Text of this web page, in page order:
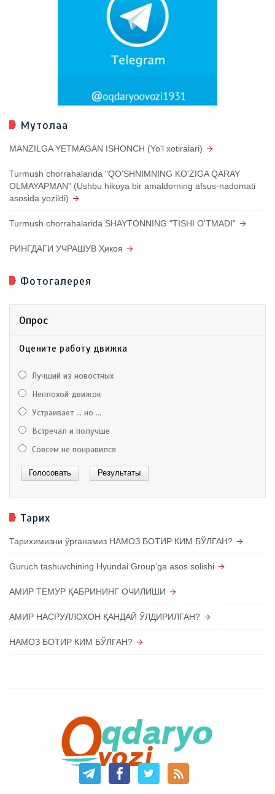
Мутолаа
MANZILGA YETMAGAN ISHONCH (Yo'l xotiralari)
Turmush chorrahalarida "QO'SHNIMNING KO'ZIGA QARAY
OLMAYAPMAN" (Ushbu hikoya bir amaldorning afsus-nadomati
asosida yozildi)
Turmush chorrahalarida SHAYTONNING "TISHI O'TMADI"
РИНГДАГИ УЧРАШУВ Ҳикоя
Фотогалерея
Опрос
Оцените работу движка
Лучший из новостных
Неплохой движок
Устраивает ... но ...
Встречал и получше
Совсем не понравился
Тарих
Тарихимизни ўрганамиз НАМОЗ БОТИР КИМ БЎЛГАН?
Guruch tashuvchining Hyundai Groupʼga asos solishi
АМИР ТЕМУР ҚАБРИНИНГ ОЧИЛИШИ
АМИР НАСРУЛЛОХОН ҚАНДАЙ ЎЛДИРИЛГАН?
НАМОЗ БОТИР КИМ БЎЛГАН?